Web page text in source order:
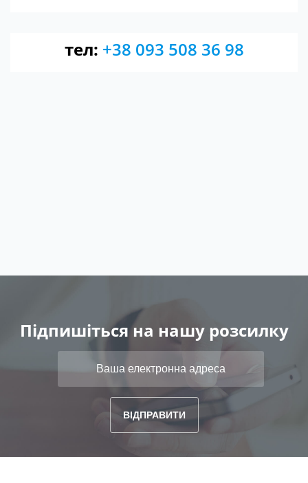
тел: +38 093 508 36 98
Підпишіться на нашу розсилку